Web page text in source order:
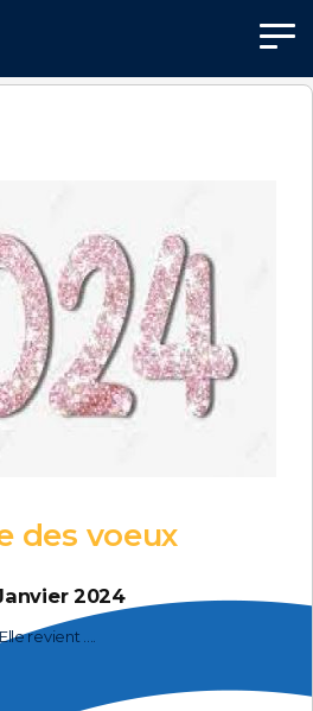
des voeux
2024
Elle revient ....